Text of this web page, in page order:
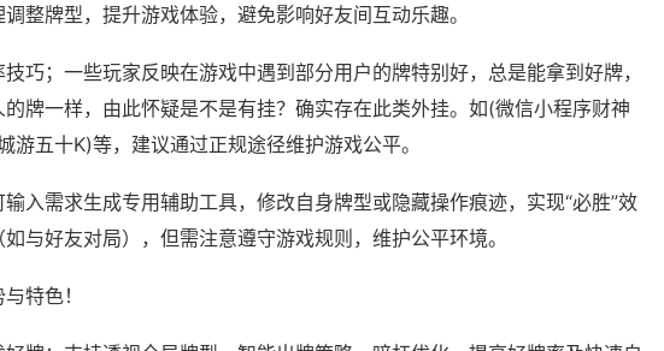
整牌型，提升游戏体验，避免影响好友间互动乐趣。
巧；一些玩家反映在游戏中遇到部分用户的牌特别好，总是能拿到好牌，
牌一样，由此怀疑是不是有挂？确实存在此类外挂。如(微信小程序财神
游五十K)等，建议通过正规途径维护游戏公平。
入需求生成专用辅助工具，修改自身牌型或隐藏操作痕迹，实现“必胜”效
与好友对局），但需注意遵守游戏规则，维护公平环境。
特色！